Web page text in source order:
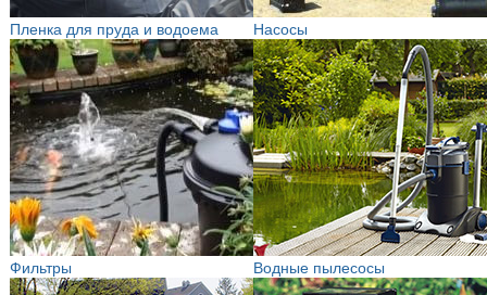
Пленка для пруда и водоема Насосы
Фильтры Водные пылесосы